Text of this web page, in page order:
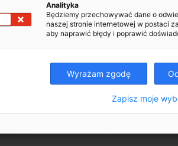
Analityka
Będziemy przechowywać dane o
naszej stronie internetowej w postaci
aby naprawić błędy i poprawić
Wyrażam zgodę
Zapisz moje